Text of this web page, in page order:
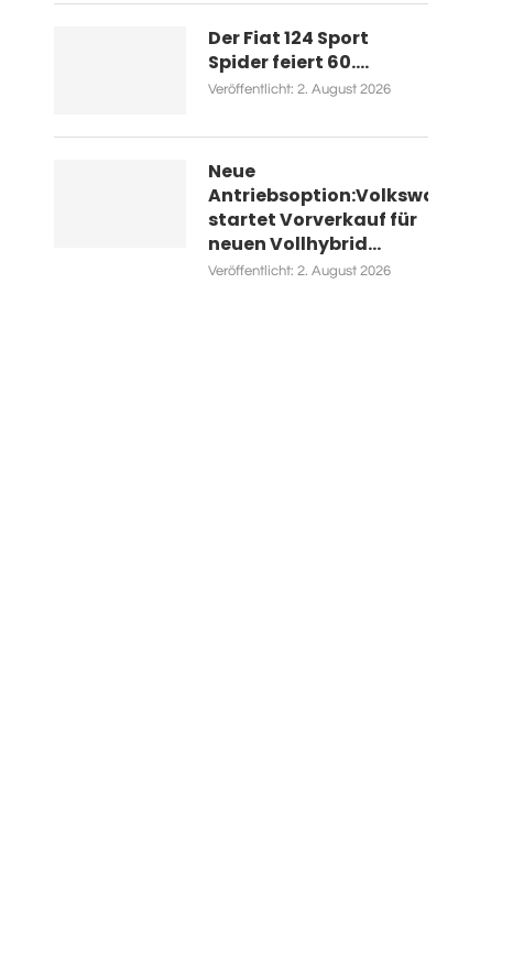
Der Fiat 124 Sport
Spider feiert 60....
Veröffentlicht: 2. August 2026
Neue
Antriebsoption:Volkswagen
startet Vorverkauf für
neuen Vollhybrid...
Veröffentlicht: 2. August 2026